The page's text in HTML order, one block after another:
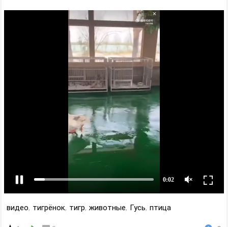
видео, тигрёнок, тигр, животные, Гусь, птица